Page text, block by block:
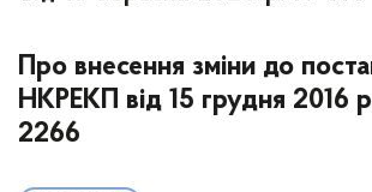
Про внесення зміни до
НКРЕКП від 15 грудня 2016
2266